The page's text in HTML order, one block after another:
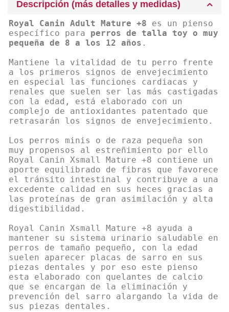
Descripción (más detalles y medidas)
Royal Canin Adult Mature +8 es un pienso
específico para perros de talla toy o muy
pequeña de 8 a los 12 años .
Mantiene la vitalidad de tu perro frente
a los primeros signos de envejecimiento
en especial las funciones cardiacas y
renales que suelen ser las más castigadas
con la edad, está elaborado con un
complejo de antioxidantes patentado que
retrasarán los signos de envejecimiento.
Los perros minis o de raza pequeña son
muy propensos al estreñimiento por ello
Royal Canin Xsmall Mature +8 contiene un
aporte equilibrado de fibras que favorece
el tránsito intestinal y contribuye a una
excedente calidad en sus heces gracias a
las proteínas de gran asimilación y alta
digestibilidad.
Royal Canin Xsmall Mature +8 ayuda a
mantener su sistema urinario saludable en
perros de tamaño pequeño, con la edad
suelen aparecer placas de sarro en sus
piezas dentales y por eso este pienso
esta elaborado con quelantes de calcio
que se encargan de la eliminación y
prevención del sarro alargando la vida de
sus piezas dentales.